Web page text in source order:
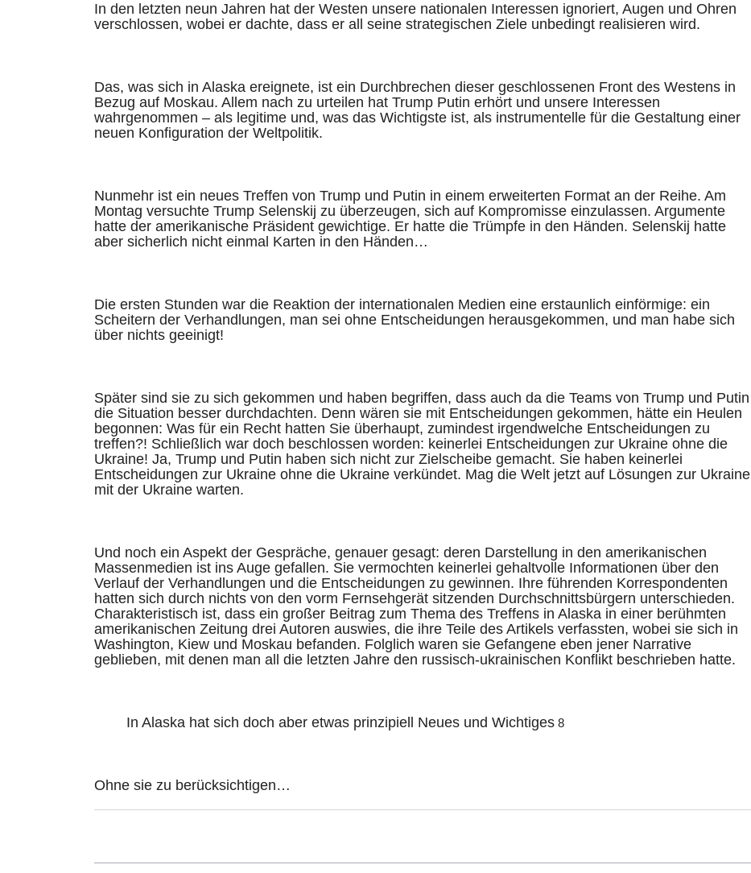
In den letzten neun Jahren hat der Westen unsere nationalen Interessen ignoriert, Augen und Ohren
verschlossen, wobei er dachte, dass er all seine strategischen Ziele unbedingt realisieren wird.
Das, was sich in Alaska ereignete, ist ein Durchbrechen dieser geschlossenen Front des Westens in
Bezug auf Moskau. Allem nach zu urteilen hat Trump Putin erhört und unsere Interessen
wahrgenommen – als legitime und, was das Wichtigste ist, als instrumentelle für die Gestaltung einer
neuen Konfiguration der Weltpolitik.
Nunmehr ist ein neues Treffen von Trump und Putin in einem erweiterten Format an der Reihe. Am
Montag versuchte Trump Selenskij zu überzeugen, sich auf Kompromisse einzulassen. Argumente
hatte der amerikanische Präsident gewichtige. Er hatte die Trümpfe in den Händen. Selenskij hatte
aber sicherlich nicht einmal Karten in den Händen…
Die ersten Stunden war die Reaktion der internationalen Medien eine erstaunlich einförmige: ein
Scheitern der Verhandlungen, man sei ohne Entscheidungen herausgekommen, und man habe sich
über nichts geeinigt!
Später sind sie zu sich gekommen und haben begriffen, dass auch da die Teams von Trump und Putin
die Situation besser durchdachten. Denn wären sie mit Entscheidungen gekommen, hätte ein Heulen
begonnen: Was für ein Recht hatten Sie überhaupt, zumindest irgendwelche Entscheidungen zu
treffen?! Schließlich war doch beschlossen worden: keinerlei Entscheidungen zur Ukraine ohne die
Ukraine! Ja, Trump und Putin haben sich nicht zur Zielscheibe gemacht. Sie haben keinerlei
Entscheidungen zur Ukraine ohne die Ukraine verkündet. Mag die Welt jetzt auf Lösungen zur Ukraine
mit der Ukraine warten.
Und noch ein Aspekt der Gespräche, genauer gesagt: deren Darstellung in den amerikanischen
Massenmedien ist ins Auge gefallen. Sie vermochten keinerlei gehaltvolle Informationen über den
Verlauf der Verhandlungen und die Entscheidungen zu gewinnen. Ihre führenden Korrespondenten
hatten sich durch nichts von den vorm Fernsehgerät sitzenden Durchschnittsbürgern unterschieden.
Charakteristisch ist, dass ein großer Beitrag zum Thema des Treffens in Alaska in einer berühmten
amerikanischen Zeitung drei Autoren auswies, die ihre Teile des Artikels verfassten, wobei sie sich in
Washington, Kiew und Moskau befanden. Folglich waren sie Gefangene eben jener Narrative
geblieben, mit denen man all die letzten Jahre den russisch-ukrainischen Konflikt beschrieben hatte.
In Alaska hat sich doch aber etwas prinzipiell Neues und Wichtiges 8
Ohne sie zu berücksichtigen…